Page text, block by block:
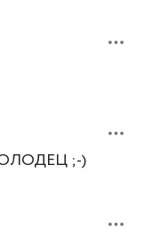
;-)